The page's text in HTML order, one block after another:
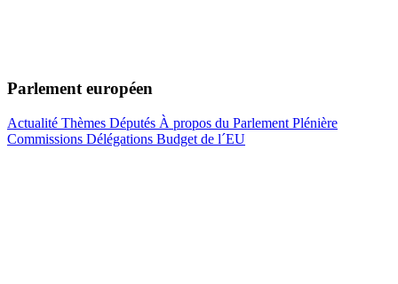
Parlement européen
Actualité Thèmes Députés À propos du Parlement Plénière
Commissions Délégations Budget de l´EU